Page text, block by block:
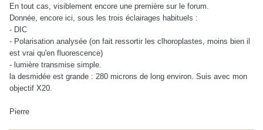
En tout cas, visiblement encore une première sur le forum.
Donnée, encore ici, sous les trois éclairages habituels :
- DIC
- Polarisation analysée (on fait ressortir les clhoroplastes, moins bien il
est vrai qu'en fluorescence)
- lumière transmise simple.
la desmidée est grande : 280 microns de long environ. Suis avec mon
objectif X20.
Pierre